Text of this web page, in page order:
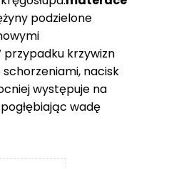
podzielone
krzywizn
nacisk
występuje na
wadę